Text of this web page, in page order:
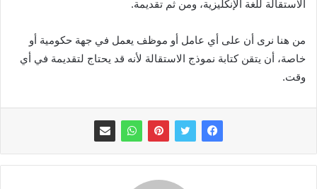
الاستقالة للغة الإنكليزية، ومن ثم تقديمة.
من هنا نرى أن على أي عامل أو موظف يعمل في جهة حكومية أو
خاصة، أن يتقن كتابة نموذج الاستقالة لأنه قد يحتاج لتقديمة في أي
وقت.